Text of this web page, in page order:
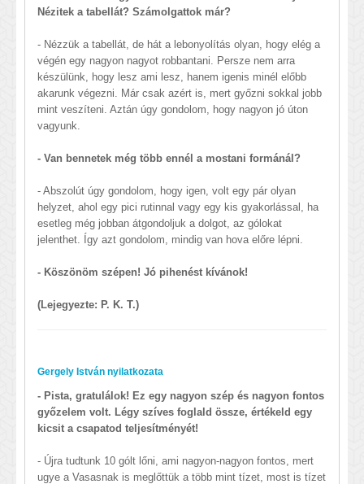
Nézitek a tabellát? Számolgattok már?
- Nézzük a tabellát, de hát a lebonyolítás olyan, hogy elég a
végén egy nagyon nagyot robbantani. Persze nem arra
készülünk, hogy lesz ami lesz, hanem igenis minél előbb
akarunk végezni. Már csak azért is, mert győzni sokkal jobb
mint veszíteni. Aztán úgy gondolom, hogy nagyon jó úton
vagyunk.
- Van bennetek még több ennél a mostani formánál?
- Abszolút úgy gondolom, hogy igen, volt egy pár olyan
helyzet, ahol egy pici rutinnal vagy egy kis gyakorlással, ha
esetleg még jobban átgondoljuk a dolgot, az gólokat
jelenthet. Így azt gondolom, mindig van hova előre lépni.
- Köszönöm szépen! Jó pihenést kívánok!
(Lejegyezte: P. K. T.)
Gergely István nyilatkozata
- Pista, gratulálok! Ez egy nagyon szép és nagyon fontos
győzelem volt. Légy szíves foglald össze, értékeld egy
kicsit a csapatod teljesítményét!
- Újra tudtunk 10 gólt lőni, ami nagyon-nagyon fontos, mert
ugye a Vasasnak is meglőttük a több mint tízet, most is tízet